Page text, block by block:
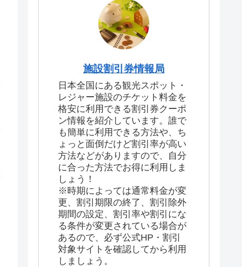
施設割引券情報局
日本全国にある観光スポット・
レジャー施設のチケット料金を
格安に利用できる割引券クーポ
ン情報を紹介しています。誰で
も簡単に利用できる方法や、ち
ょっと面倒だけど割引率が高い
方法などがありますので、自分
に合った方法でお得に利用しま
しょう！
※時期によっては通常料金が変
更、割引期限の終了、割引除外
期間の設定、割引率や割引にな
る条件が変更されている場合が
あるので、必ず公式HP・割引
対象サイトを確認してから利用
しましょう。